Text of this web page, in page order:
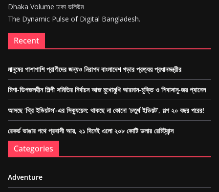
Dhaka Volume ঢাকা ভলিউম
The Dynamic Pulse of Digital Bangladesh.
Recent
মানুষের পাশাপাশি প্রাণীদের জন্যও নিরাপদ বাংলাদেশ গড়ার প্রত্যয় প্রধানমন্ত্রীর
মিশা-ডিপজলহীন শিল্পী সমিতির নির্বাচন আজ মুখোমুখি আরমান-মুক্তি ও শিবাসানু-জয় প্যানেল
আসছে ‘থ্রি ইডিয়টস’-এর সিক্যুয়েল: থাকছে না কোনো ‘চতুর্থ ইডিয়ট’, গল্প ২০ বছর পরের!
রেকর্ড ভাঙার পথে প্রবাসী আয়, ২১ দিনেই এলো ২০৮ কোটি ডলার রেমিট্যান্স
Categories
Adventure